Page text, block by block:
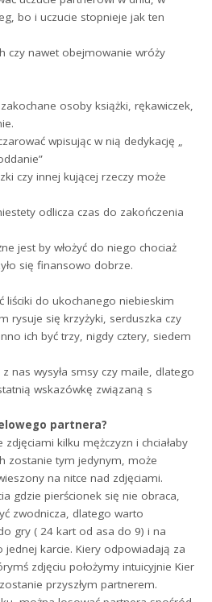
bo i uczucie stopnieje jak ten
czy nawet obejmowanie wróży
osoby książki, rękawiczek,
wpisując w nią dedykację „
czy innej kującej rzeczy może
odlicza czas do zakończenia
jest by włożyć do niego chociaż
się finansowo dobrze.
liściki do ukochanego niebieskim
rysuje się krzyżyki, serduszka czy
ich być trzy, nigdy cztery, siedem
nas wysyła smsy czy maile, dlatego
wskazówkę związaną s
partnera?
zdjęciami kilku mężczyzn i chciałaby
zostanie tym jedynym, może
na nitce nad zdjęciami.
gdzie pierścionek się nie obraca,
zwodnicza, dlatego warto
gry ( 24 kart od asa do 9) i na
jednej karcie. Kiery odpowiadają za
zdjęciu położymy intuicyjnie Kier
przyszłym partnerem.